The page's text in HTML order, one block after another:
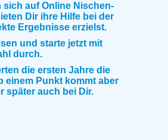
auf Online Nischen-
Dir ihre Hilfe bei der
Ergebnisse erzielst.
und starte jetzt mit
durch.
die ersten Jahre die
einem Punkt kommt aber
später auch bei Dir.